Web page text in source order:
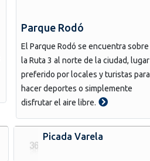
Parque Rodó
El Parque Rodó se encuentra sobre
la Ruta 3 al norte de la ciudad, lugar
preferido por locales y turistas para
hacer deportes o simplemente
disfrutar el aire libre.
Picada Varela